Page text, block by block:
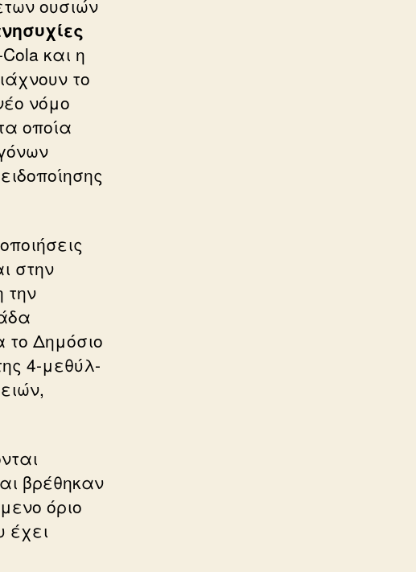
ουσιών
και η
το
νόμο
οποία
στην
την
το Δημόσιο
4-μεθύλ-
βρέθηκαν
όριο
έχει